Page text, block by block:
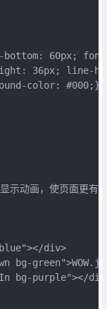
bottom: 60px;
36px; line-
color: #000;}
动画，使页面更有
div>
bg-
bg-purple"></